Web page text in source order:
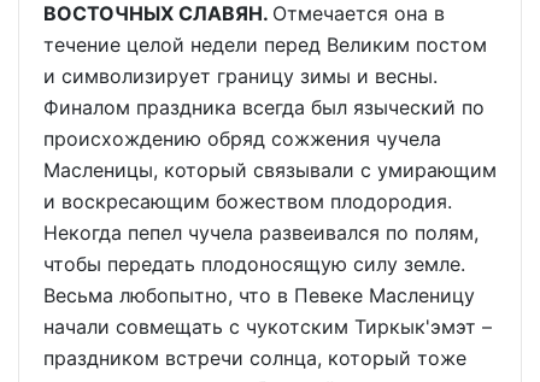
ВОСТОЧНЫХ СЛАВЯН. Отмечается она в
течение целой недели перед Великим постом
и символизирует границу зимы и весны.
Финалом праздника всегда был языческий по
происхождению обряд сожжения чучела
Масленицы, который связывали с умирающим
и воскресающим божеством плодородия.
Некогда пепел чучела развеивался по полям,
чтобы передать плодоносящую силу земле.
Весьма любопытно, что в Певеке Масленицу
начали совмещать с чукотским Тиркык'эмэт –
праздником встречи солнца, который тоже